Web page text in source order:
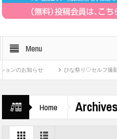
Menu
知らせ ひな祭り♡セルフ撮影会《予約
Home